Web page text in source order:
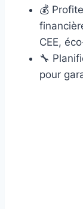
💰
CEE,
🔧
pour